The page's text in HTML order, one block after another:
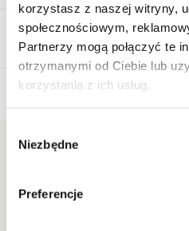
korzystasz z naszej witryny,
społecznościowym,
Partnerzy mogą połączyć te
otrzymanymi od Ciebie lub
korzystania z ich usług.
zgody
Niezbędne
Preferencje
Surowiec: mosiądz.
Kolor surowca: złoty.
Tkanina: satyna.
Kolor tkaniny: zielony.
Wielkość kolczyków: 3,80 cm x
Opinie
Bądź pierwszą osobą, która
Powiadomienie
Newsletter
Bądź na bieżąco z nowościami